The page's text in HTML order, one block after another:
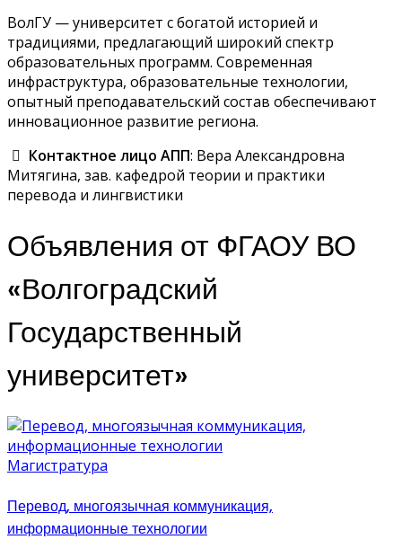
ВолГУ — университет с богатой историей и
традициями, предлагающий широкий спектр
образовательных программ. Современная
инфраструктура, образовательные технологии,
опытный преподавательский состав обеспечивают
инновационное развитие региона.
Контактное лицо АПП: Вера Александровна
Митягина, зав. кафедрой теории и практики
перевода и лингвистики
Объявления от ФГАОУ ВО
«Волгоградский
Государственный
университет»
Магистратура
Перевод, многоязычная коммуникация,
информационные технологии